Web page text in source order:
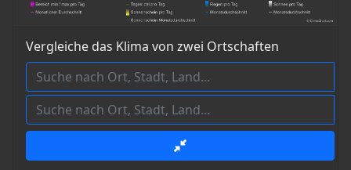
Vergleiche das Klima von zwei Ortschaften